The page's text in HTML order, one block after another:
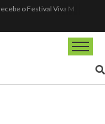
Barueri entrega Espaço Motoboy em Aldeia da Serra com estrutura, segurança e dignidade aos profissionais
Prefeitura de Barueri dá posse a novos agentes comunitários de saúde
Barueri recebe este mês projeto que transforma cinema em ferramenta de educação ambiental